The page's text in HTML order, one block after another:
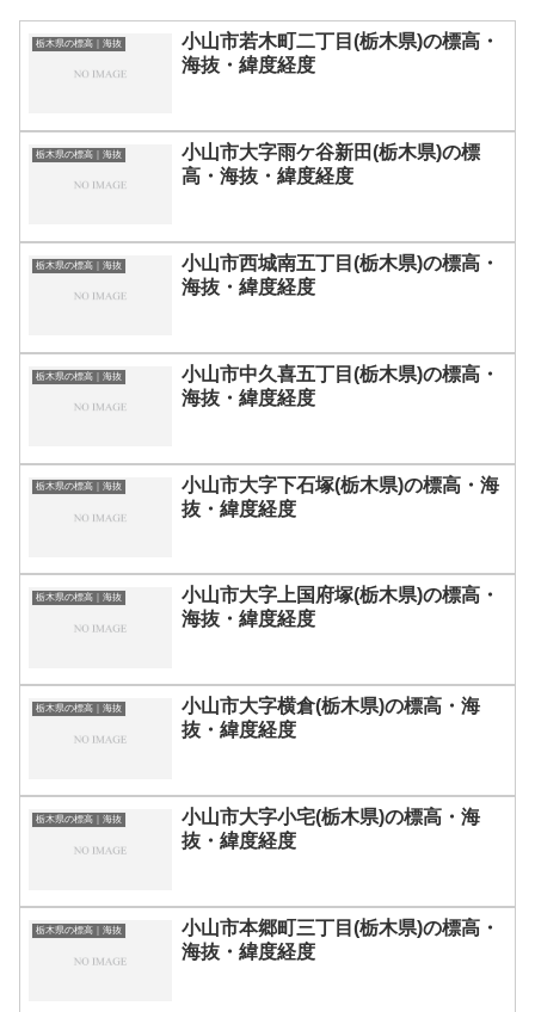
栃木県の標高｜海抜
小山市若木町二丁目(栃木県)の標高・
海抜・緯度経度
栃木県の標高｜海抜
小山市大字雨ケ谷新田(栃木県)の標
高・海抜・緯度経度
栃木県の標高｜海抜
小山市西城南五丁目(栃木県)の標高・
海抜・緯度経度
栃木県の標高｜海抜
小山市中久喜五丁目(栃木県)の標高・
海抜・緯度経度
栃木県の標高｜海抜
小山市大字下石塚(栃木県)の標高・海
抜・緯度経度
栃木県の標高｜海抜
小山市大字上国府塚(栃木県)の標高・
海抜・緯度経度
栃木県の標高｜海抜
小山市大字横倉(栃木県)の標高・海
抜・緯度経度
栃木県の標高｜海抜
小山市大字小宅(栃木県)の標高・海
抜・緯度経度
栃木県の標高｜海抜
小山市本郷町三丁目(栃木県)の標高・
海抜・緯度経度